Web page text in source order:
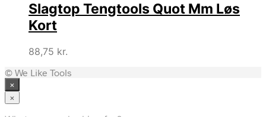
Slagtop Tengtools Quot Mm Løs
Kort
88,75 kr.
© We Like Tools
×
×